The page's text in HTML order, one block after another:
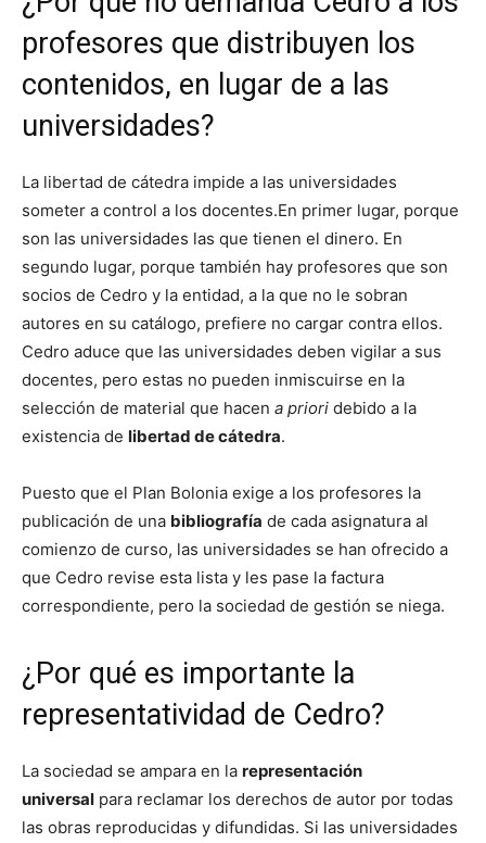
profesores que distribuyen los
contenidos, en lugar de a las
universidades?
La libertad de cátedra impide a las universidades
someter a control a los docentes.En primer lugar, porque
son las universidades las que tienen el dinero. En
segundo lugar, porque también hay profesores que son
socios de Cedro y la entidad, a la que no le sobran
autores en su catálogo, prefiere no cargar contra ellos.
Cedro aduce que las universidades deben vigilar a sus
docentes, pero estas no pueden inmiscuirse en la
selección de material que hacen a priori debido a la
existencia de libertad de cátedra.
Puesto que el Plan Bolonia exige a los profesores la
publicación de una bibliografía de cada asignatura al
comienzo de curso, las universidades se han ofrecido a
que Cedro revise esta lista y les pase la factura
correspondiente, pero la sociedad de gestión se niega.
¿Por qué es importante la
representatividad de Cedro?
La sociedad se ampara en la representación
universal para reclamar los derechos de autor por todas
las obras reproducidas y difundidas. Si las universidades